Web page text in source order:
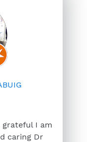
I am
caring Dr